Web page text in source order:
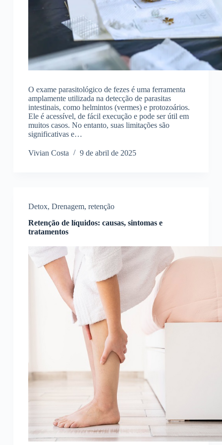
O exame parasitológico de fezes é uma ferramenta
amplamente utilizada na detecção de parasitas
intestinais, como helmintos (vermes) e protozoários.
Ele é acessível, de fácil execução e pode ser útil em
muitos casos. No entanto, suas limitações são
significativas e…
Vivian Costa 9 de abril de 2025
Detox, Drenagem, retenção
Retenção de líquidos: causas, sintomas e
tratamentos